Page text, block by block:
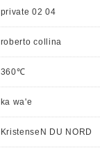
private 02 04
roberto collina
360℃
ka wa'e
KristenseN DU NORD